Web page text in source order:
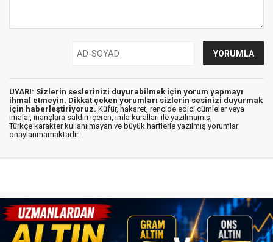
UYARI: Sizlerin seslerinizi duyurabilmek için yorum yapmayı
ihmal etmeyin. Dikkat çeken yorumları sizlerin sesinizi duyurmak
için haberleştiriyoruz. Küfür, hakaret, rencide edici cümleler veya
imalar, inançlara saldırı içeren, imla kuralları ile yazılmamış,
Türkçe karakter kullanılmayan ve büyük harflerle yazılmış yorumlar
onaylanmamaktadır.